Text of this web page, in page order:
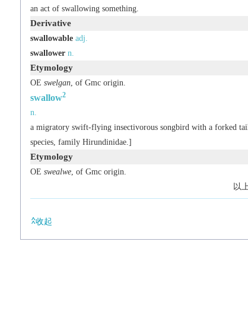
an act of swallowing something.
Derivative
swallowable adj.
swallower n.
Etymology
OE swelgan, of Gmc origin.
swallow2
n.
a migratory swift-flying insectivorous songbird with a forked
species, family Hirundinidae.]
Etymology
OE swealwe, of Gmc origin.
以
收起